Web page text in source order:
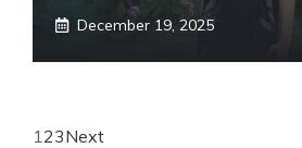
December 19, 2025
1 23Next